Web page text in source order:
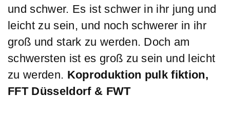
und schwer. Es ist schwer in ihr jung und
leicht zu sein, und noch schwerer in ihr
groß und stark zu werden. Doch am
schwersten ist es groß zu sein und leicht
zu werden. Koproduktion pulk fiktion,
FFT Düsseldorf & FWT